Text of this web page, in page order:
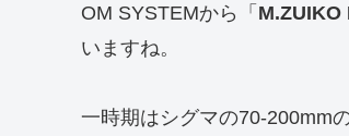
OM SYSTEMから「 M.ZUIKO
いますね。
一時期はシグマの70-200mm